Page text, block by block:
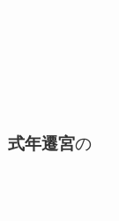
式年遷宮の